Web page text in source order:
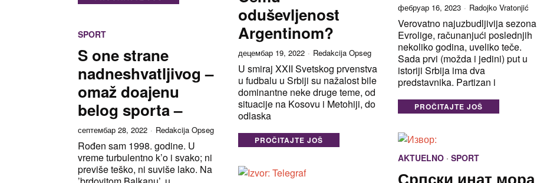
фебруар 16, 2023 Radojko Vratonjić
Verovatno najuzbudljivija sezona
Evrolige, računanjući poslednjih
nekoliko godina, uveliko teče.
Sada prvi (možda i jedini) put u
istoriji Srbija ima dva
predstavnika. Partizan i
PROČITAJTE JOŠ
oduševljenost
Argentinom?
децембар 19, 2022 Redakcija Opseg
U smiraj XXII Svetskog prvenstva
u fudbalu u Srbiji su nažalost bile
dominantne neke druge teme, od
situacije na Kosovu i Metohiji, do
odlaska
PROČITAJTE JOŠ
SPORT
S one strane
nadneshvatljivog –
omaž doajenu
belog sporta –
септембар 28, 2022 Redakcija Opseg
Rođen sam 1998. godine. U
vreme turbulentno k’o i svako; ni
previše teško, ni suviše lako. Na
AKTUELNO · SPORT
Српски инат мора